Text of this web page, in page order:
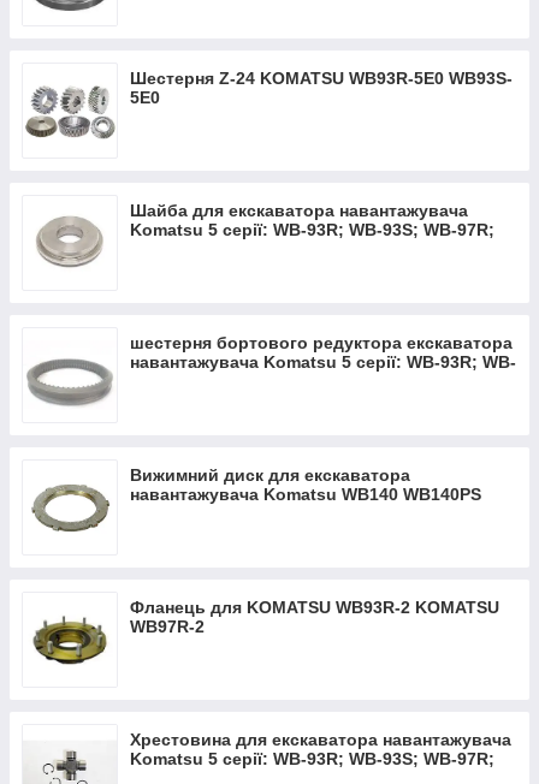
Шестерня Z-24 KOMATSU WB93R-5Е0 WB93S-
5Е0
Шайба для екскаватора навантажувача
Komatsu 5 серії: WB-93R; WB-93S; WB-97R;
шестерня бортового редуктора екскаватора
навантажувача Komatsu 5 серії: WB-93R; WB-
Вижимний диск для екскаватора
навантажувача Komatsu WB140 WB140PS
Фланець для KOMATSU WB93R-2 KOMATSU
WB97R-2
Хрестовина для екскаватора навантажувача
Komatsu 5 серії: WB-93R; WB-93S; WB-97R;